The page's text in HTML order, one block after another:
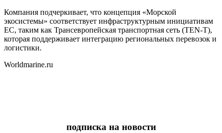
Компания подчеркивает, что концепция «Морской
экосистемы» соответствует инфраструктурным инициативам
ЕС, таким как Трансевропейская транспортная сеть (TEN-T),
которая поддерживает интеграцию региональных перевозок и
логистики.
Worldmarine.ru
подписка на новости